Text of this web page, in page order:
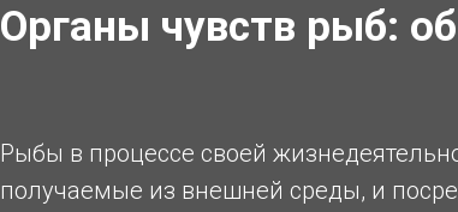
Органы чувств рыб:
Рыбы в процессе своей
получаемые из внешней среды, и